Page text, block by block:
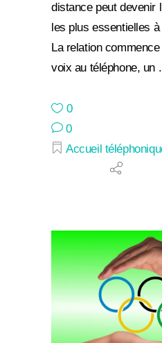
distance peut devenir
les plus essentielles
La relation
voix au téléphone, un
0
0
Accueil